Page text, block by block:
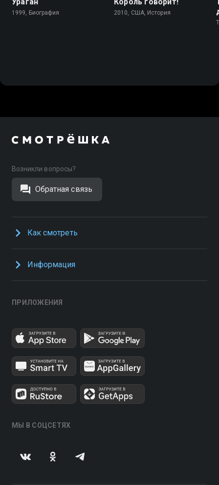
1999, Биография 2010, США, История
Возникли вопросы?
Обратная связь
Как смотреть
Информация
ПРИЛОЖЕНИЯ
МЫ В СОЦСЕТЯХ